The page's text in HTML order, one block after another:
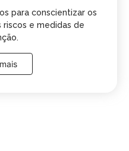
para conscientizar os
e medidas de